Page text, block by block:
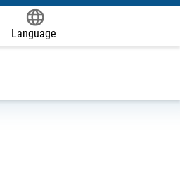
Language